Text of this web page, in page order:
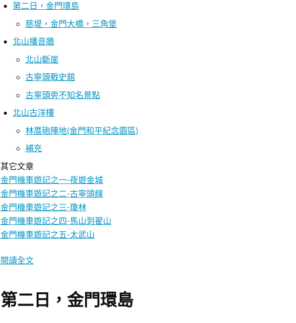
第二日，金門環島
慈堤，金門大橋，三角堡
北山播音牆
北山斷崖
古寧頭戰史館
古寧頭旁不知名景點
北山古洋樓
林厝砲陣地(金門和平紀念園區)
補充
其它文章
金門機車遊記之一-夜遊金城
金門機車遊記之二-古寧頭線
金門機車遊記之三-瓊林
金門機車遊記之四-馬山到翟山
金門機車遊記之五-太武山
閱讀全文
第二日，金門環島